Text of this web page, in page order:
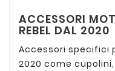
ACCESSORI
REBEL DAL 2020
Accessori specifici
2020 come